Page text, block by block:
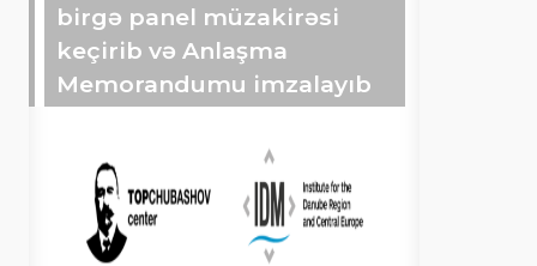
birgə panel müzakirəsi
keçirib və Anlaşma
Memorandumu imzalayıb